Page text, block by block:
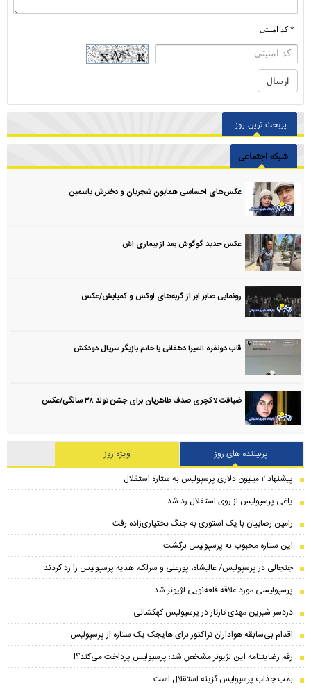
* کد امنیتی
پربحث ترین روز
شبکه اجتماعی
عکس‌های احساسی همایون شجریان و دخترش یاسمین
عکس جدید گوگوش بعد از بیماری اش
رونمایی صابر ابر از گربه‌های لوکس و کمیابش/عکس
قاب دونفره المیرا دهقانی با خانم بازیگر سریال دودکش
ضیافت لاکچری صدف طاهریان برای جشن تولد ۳۸ سالگی‌/عکس
پربیننده های روز
ویژه روز
پیشنهاد ۲ میلیون دلاری پرسپولیس به ستاره استقلال
یاغی پرسپولیس از روی استقلال رد شد
رامین رضاییان با یک استوری به جنگ بختیاری‌زاده رفت
این ستاره محبوب به پرسپولیس برگشت
جنجالی در پرسپولیس/ عالیشاه، پورعلی و سرلک، هدیه پرسپولیس را رد کردند
پرسپولیسیِ مورد علاقه قلعه‌نویی لژیونر شد
دردسر شیرین مهدی تارتار در پرسپولیس کهکشانی
اقدام بی‌سابقه هواداران تراکتور برای هایجک یک ستاره از پرسپولیس
رقم رضایتنامه این لژیونر مشخص شد؛ پرسپولیس پرداخت می‌کند؟!
بمب جذاب پرسپولیس گزینه استقلال است